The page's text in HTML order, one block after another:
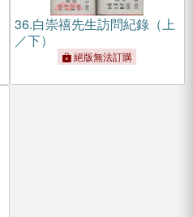
36.白崇禧先生訪問紀錄（上
／下）
絕版無法訂購